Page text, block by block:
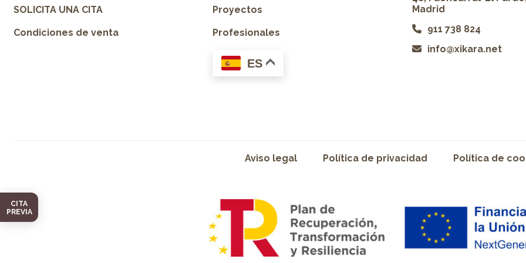
CITA
PREVIA
SOLICITA UNA CITA
Condiciones de venta
Proyectos
Profesionales
ES
Madrid
911 738 824
info@xikara.net
Aviso legal Política de privacidad Política de